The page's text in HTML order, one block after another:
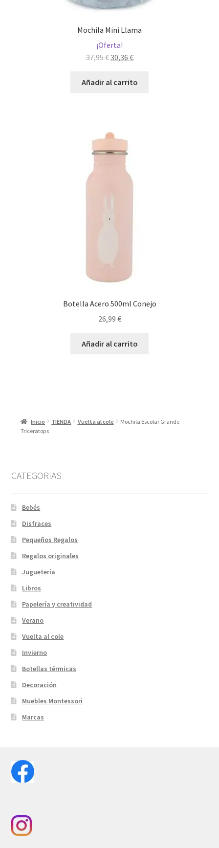
Mochila Mini Llama
¡Oferta!
37,95€ El
original
30,36 €El
actual
Añadir al carrito
Botella Acero 500ml Conejo
26,99 €
Añadir al carrito
Inicio TIENDA Vuelta al cole
Mochila Escolar Grande
Triceratops
CATEGORIAS
Bebés
Disfraces
Pequeños Regalos
Regalos originales
Juguetería
Libros
Papelería y creatividad
Verano
Vuelta al cole
Invierno
Botellas térmicas
Decoración
Muebles Montessori
Marcas